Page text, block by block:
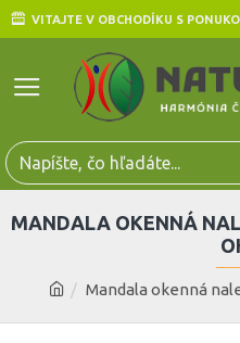
VITAJTE V OBCHODÍKU S
Mandala okenná
MANDALA OKENNÁ